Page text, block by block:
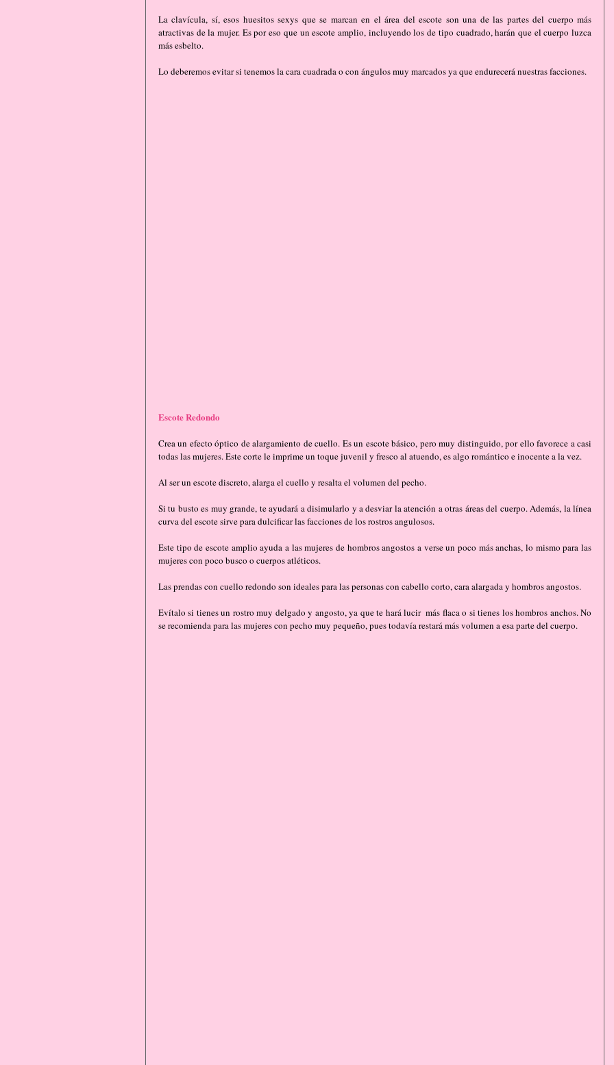
La clavícula, sí, esos huesitos sexys que se marcan en el área del escote son una de las partes del cuerpo más
atractivas de la mujer. Es por eso que un escote amplio, incluyendo los de tipo cuadrado, harán que el cuerpo luzca
más esbelto.
Lo deberemos evitar si tenemos la cara cuadrada o con ángulos muy marcados ya que endurecerá nuestras facciones.
Escote Redondo
Crea un efecto óptico de alargamiento de cuello. Es un escote básico, pero muy distinguido, por ello favorece a casi
todas las mujeres. Este corte le imprime un toque juvenil y fresco al atuendo, es algo romántico e inocente a la vez.
Al ser un escote discreto, alarga el cuello y resalta el volumen del pecho.
Si tu busto es muy grande, te ayudará a disimularlo y a desviar la atención a otras áreas del cuerpo. Además, la línea
curva del escote sirve para dulcificar las facciones de los rostros angulosos.
Este tipo de escote amplio ayuda a las mujeres de hombros angostos a verse un poco más anchas, lo mismo para las
mujeres con poco busco o cuerpos atléticos.
Las prendas con cuello redondo son ideales para las personas con cabello corto, cara alargada y hombros angostos.
Evítalo si tienes un rostro muy delgado y angosto, ya que te hará lucir  más flaca o si tienes los hombros anchos. No
se recomienda para las mujeres con pecho muy pequeño, pues todavía restará más volumen a esa parte del cuerpo.